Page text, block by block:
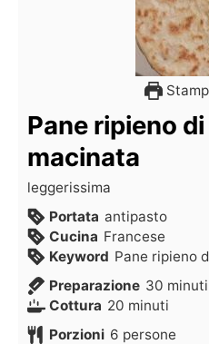
Pane ripieno
macinata
leggerissima
Portata antipasto
Cucina Francese
Keyword Pane ripieno
Preparazione 30 minuti
Cottura 20 minuti
Porzioni 6 persone